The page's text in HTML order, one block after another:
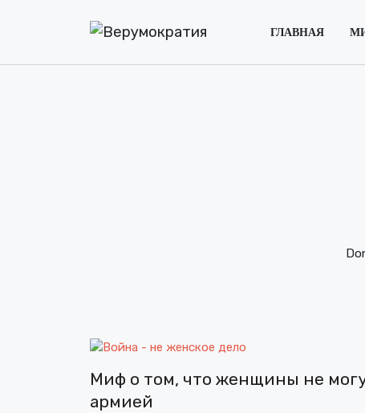
ГЛАВНАЯ
Миф о том, что женщины не
армией